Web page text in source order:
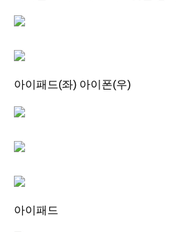
아이패드(좌) 아이폰(우)
아이패드